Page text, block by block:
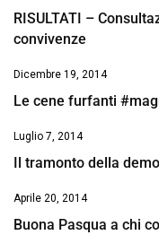
RISULTATI –
convivenze
Dicembre 19, 2014
Le cene furfanti
Luglio 7, 2014
Il tramonto della
Aprile 20, 2014
Buona Pasqua a chi